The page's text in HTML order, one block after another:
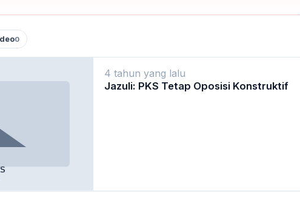
0
4 tahun yang lalu
Jazuli: PKS Tetap Oposisi Konstruktif